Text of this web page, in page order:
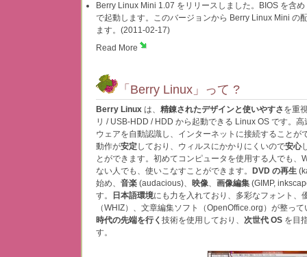
Berry Linux Mini 1.07 をリリースしました。BIOS を含
で起動します。このバージョンから Berry Linux Mini の
ます。(2011-02-17)
Read More
「Berry Linux」って ?
Berry Linux は、 精錬されたデザインと使いやすさ を重
リ / USB-HDD / HDD から起動できる Linux OS です。
ウェアを自動認識し、インターネットに接続することが
動作が安定しており、ウィルスにかかりにくいので安心
とができます。初めてコンピュータを使用する人でも、
ない人でも、使いこなすことができます。
DVD の再生
始め、 音楽 (audacious)、 映像、 画像編集 (GIMP,
す。
日本語環境にも力を入れており、多彩なフォント、
（WHIZ）、文章編集ソフト（OpenOffice.org）が整って
時代の先端を行く 技術を使用しており、 次世代 OS を目
す。